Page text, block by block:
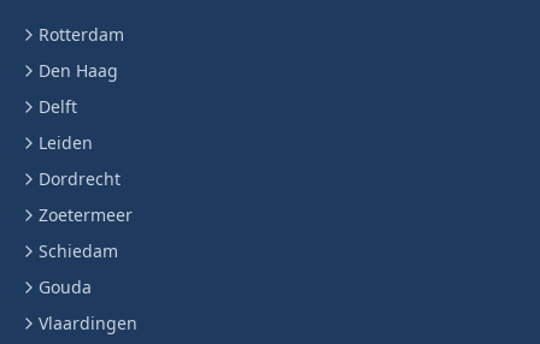
Rotterdam
Den Haag
Delft
Leiden
Dordrecht
Zoetermeer
Schiedam
Gouda
Vlaardingen